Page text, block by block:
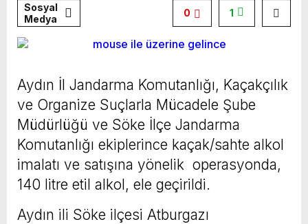
Sosyal
Medya
1
0
Aydın İl Jandarma Komutanlığı, Kaçakçılık
ve Organize Suçlarla Mücadele Şube
Müdürlüğü ve Söke İlçe Jandarma
Komutanlığı ekiplerince kaçak/sahte alkol
imalatı ve satışına yönelik operasyonda,
140 litre etil alkol, ele geçirildi.
Aydın ili Söke ilçesi Atburgazı